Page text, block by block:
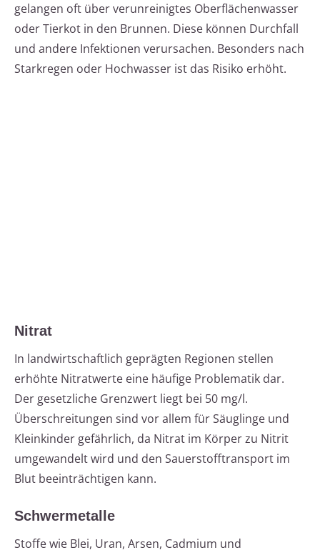
gelangen oft über verunreinigtes Oberflächenwasser
oder Tierkot in den Brunnen. Diese können Durchfall
und andere Infektionen verursachen. Besonders nach
Starkregen oder Hochwasser ist das Risiko erhöht.
Nitrat
In landwirtschaftlich geprägten Regionen stellen
erhöhte Nitratwerte eine häufige Problematik dar.
Der gesetzliche Grenzwert liegt bei 50 mg/l.
Überschreitungen sind vor allem für Säuglinge und
Kleinkinder gefährlich, da Nitrat im Körper zu Nitrit
umgewandelt wird und den Sauerstofftransport im
Blut beeinträchtigen kann.
Schwermetalle
Stoffe wie Blei, Uran, Arsen, Cadmium und